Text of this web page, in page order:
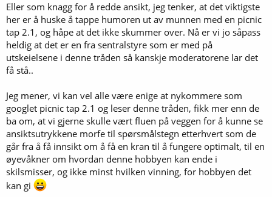
Eller som knagg for å redde ansikt, jeg tenker, at det viktigste
her er å huske å tappe humoren ut av munnen med en picnic
tap 2.1, og håpe at det ikke skummer over. Nå er vi jo såpass
heldig at det er en fra sentralstyre som er med på
utskeielsene i denne tråden så kanskje moderatorene lar det
få stå..
Jeg mener, vi kan vel alle være enige at nykommere som
googlet picnic tap 2.1 og leser denne tråden, fikk mer enn de
ba om, at vi gjerne skulle vært fluen på veggen for å kunne se
ansiktsutrykkene morfe til spørsmålstegn etterhvert som de
går fra å få innsikt om å få en kran til å fungere optimalt, til en
øyevåkner om hvordan denne hobbyen kan ende i
skilsmisser, og ikke minst hvilken vinning, for hobbyen det
kan gi